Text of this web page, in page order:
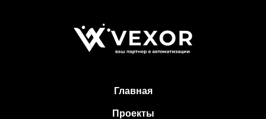
Главная
Проекты